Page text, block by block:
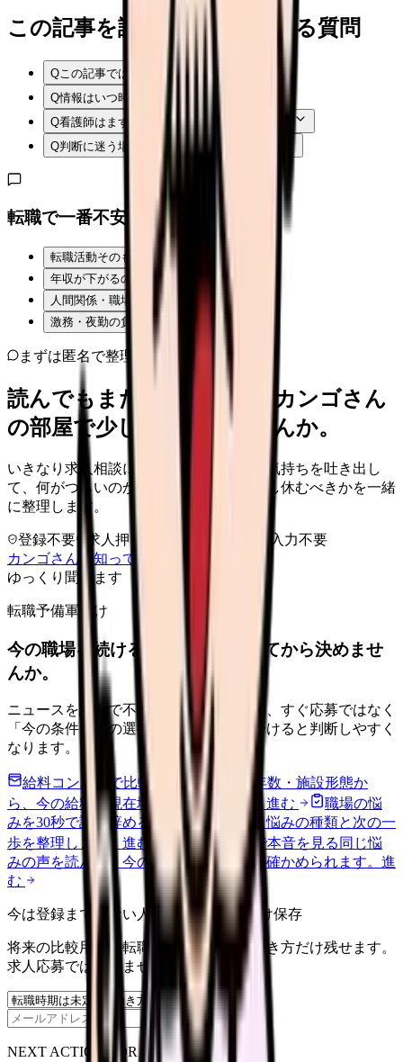
この記事を読む前後によくある質問
Q この記事では何を確認できますか？
Q情報はいつ時点のものですか？
Q看護師はまず何から確認すればよいですか？
Q判断に迷う場合はどうすればよいですか？
転職で一番不安なことは？
転職活動そのものが不安
年収が下がるのが怖い
人間関係・職場の雰囲気
激務・夜勤の負担
まずは匿名で整理
読んでもまだ苦しいなら、カンゴさん
の部屋で少し話してみませんか。
いきなり求人相談には進みません。今の気持ちを吐き出し
て、何がつらいのか、辞めるべきか、少し休むべきかを一緒
に整理します。
登録不要 求人押し売りなし
病院名は入力不要
カンゴさんを知ってから相談する
ゆっくり聞きます
転職予備軍向け
今の職場を続けるか、条件を比べてから決めませ
んか。
ニュースを読んで不安が強くなった時は、すぐ応募ではなく
「今の条件・他の選択肢・相談先」を分けると判断しやすく
なります。
給料コンパスで比較する
地域・経験年数・施設形態か
ら、今の給料の現在地を確認できます。進む
職場の悩
みを30秒で診断辞めるべきか迷う前に、悩みの種類と次の一
歩を整理します。 進む 匿名掲示板で本音を見る 同じ悩
みの声を読んで、今の職場だけの問題か確かめられます。 進
む
今は登録までしない人向け: 希望条件だけ保存
将来の比較用に、転職時期と気になる働き方だけ残せます。
求人応募ではありません。
保存
NEXT ACTION FOR CLINICS